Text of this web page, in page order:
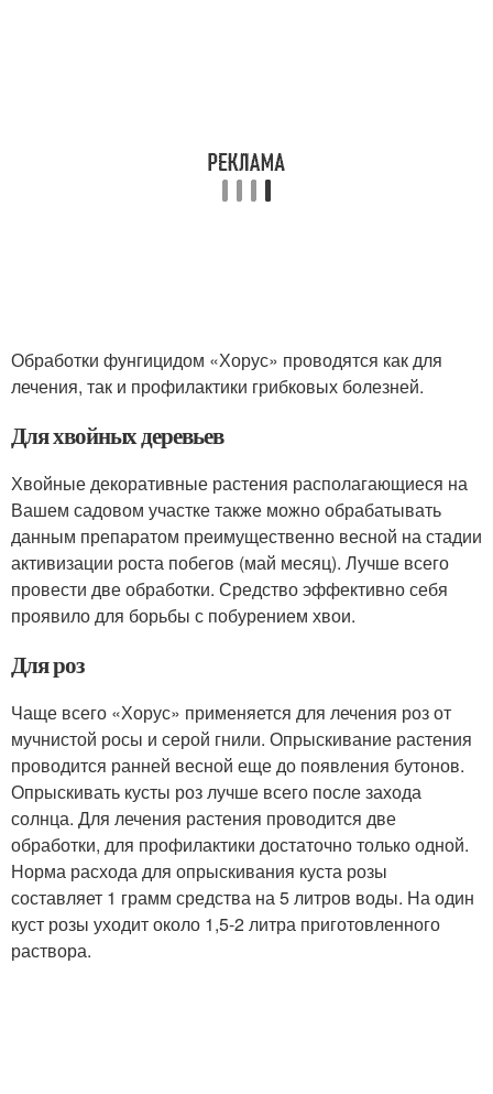
Обработки фунгицидом «Хорус» проводятся как для
лечения, так и профилактики грибковых болезней.
Для хвойных деревьев
Хвойные декоративные растения располагающиеся на
Вашем садовом участке также можно обрабатывать
данным препаратом преимущественно весной на стадии
активизации роста побегов (май месяц). Лучше всего
провести две обработки. Средство эффективно себя
проявило для борьбы с побурением хвои.
Для роз
Чаще всего «Хорус» применяется для лечения роз от
мучнистой росы и серой гнили. Опрыскивание растения
проводится ранней весной еще до появления бутонов.
Опрыскивать кусты роз лучше всего после захода
солнца. Для лечения растения проводится две
обработки, для профилактики достаточно только одной.
Норма расхода для опрыскивания куста розы
составляет 1 грамм средства на 5 литров воды. На один
куст розы уходит около 1,5-2 литра приготовленного
раствора.